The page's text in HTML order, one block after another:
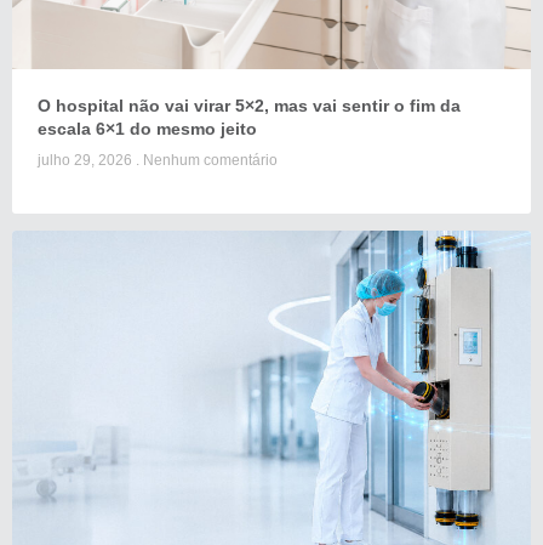
O hospital não vai virar 5×2, mas vai sentir o fim da
escala 6×1 do mesmo jeito
julho 29, 2026 Nenhum comentário